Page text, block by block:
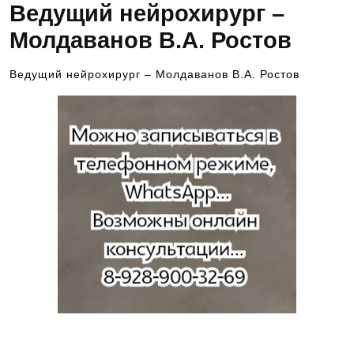
Ведущий нейрохирург –
Молдаванов В.А. Ростов
Ведущий нейрохирург – Молдаванов В.А. Ростов